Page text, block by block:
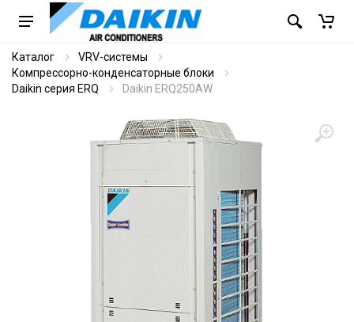
Каталог
VRV-системы
Компрессорно-конденсаторные блоки
Daikin серия ERQ
Daikin ERQ250AW